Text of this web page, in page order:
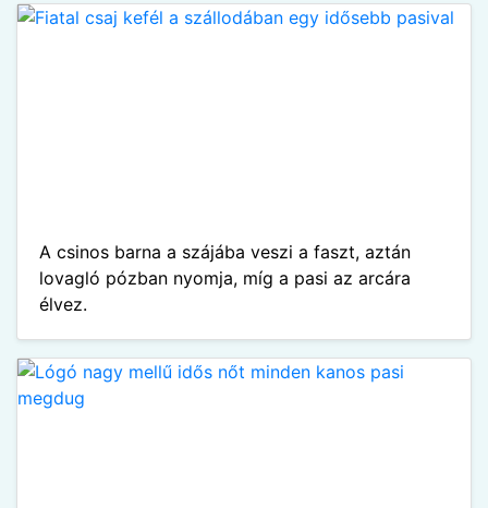
A csinos barna a szájába veszi a faszt, aztán
lovagló pózban nyomja, míg a pasi az arcára
élvez.